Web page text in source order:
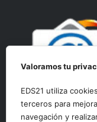
Valoramos tu
EDS21 utiliza
terceros para
navegación y